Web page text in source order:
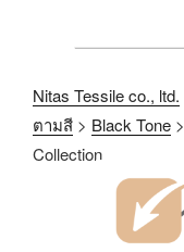
Nitas Tessile co., ltd.
ตามสี > Black Tone >
Collection